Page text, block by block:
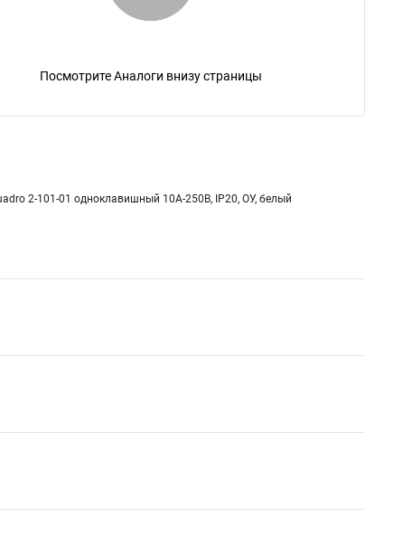
Посмотрите Аналоги внизу страницы
2-101-01 одноклавишный 10А-250В, IP20, ОУ, белый